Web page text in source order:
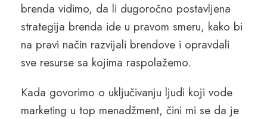
brenda vidimo, da li dugoročno postavljena
strategija brenda ide u pravom smeru, kako bi
na pravi način razvijali brendove i opravdali
sve resurse sa kojima raspolažemo.
Kada govorimo o uključivanju ljudi koji vode
marketing u top menadžment, čini mi se da je